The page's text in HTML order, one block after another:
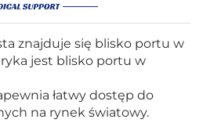
znajduje się blisko portu w
jest blisko portu w
łatwy dostęp do
na rynek światowy.